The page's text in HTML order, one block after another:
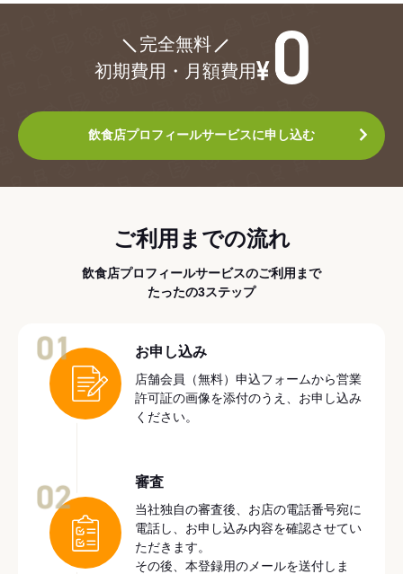
完全無料
初期費用・月額費用
飲食店プロフィールサービスに申し込む
ご利用までの流れ
飲食店プロフィールサービスのご利用まで
たったの3ステップ
お申し込み
店舗会員（無料）申込フォームから営業
許可証の画像を添付のうえ、お申し込み
ください。
審査
当社独自の審査後、お店の電話番号宛に
電話し、お申し込み内容を確認させてい
ただきます。
その後、本登録用のメールを送付しま